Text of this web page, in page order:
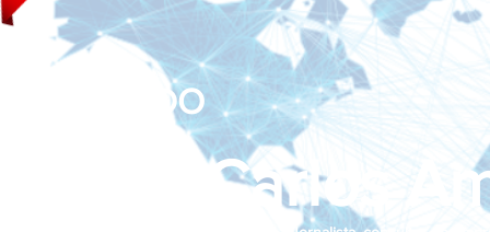
João Carlos
BLOG DO